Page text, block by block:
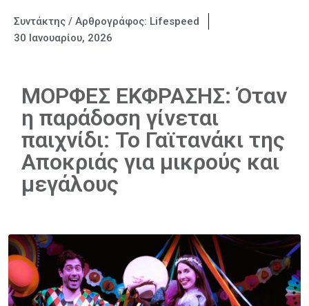
Συντάκτης / Αρθρογράφος: Lifespeed
30 Ιανουαρίου, 2026
ΜΟΡΦΕΣ ΕΚΦΡΑΣΗΣ: Όταν
η παράδοση γίνεται
παιχνίδι: Το Γαϊτανάκι της
Αποκριάς για μικρούς και
μεγάλους